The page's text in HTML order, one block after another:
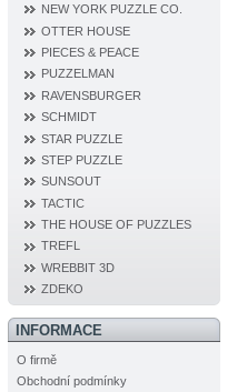
NEW YORK PUZZLE CO.
OTTER HOUSE
PIECES & PEACE
PUZZELMAN
RAVENSBURGER
SCHMIDT
STAR PUZZLE
STEP PUZZLE
SUNSOUT
TACTIC
THE HOUSE OF PUZZLES
TREFL
WREBBIT 3D
ZDEKO
INFORMACE
O firmě
Obchodní podmínky